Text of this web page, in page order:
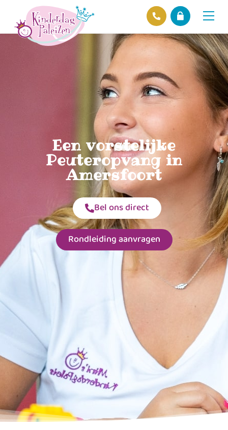
Een vorstelijke
Peuteropvang in
Amersfoort
Bel ons direct
Rondleiding aanvragen